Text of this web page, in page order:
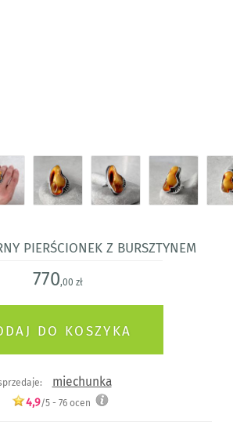
pierścionek z bursztynem
770,00 zł
miechunka
4,9/5 - 76 ocen